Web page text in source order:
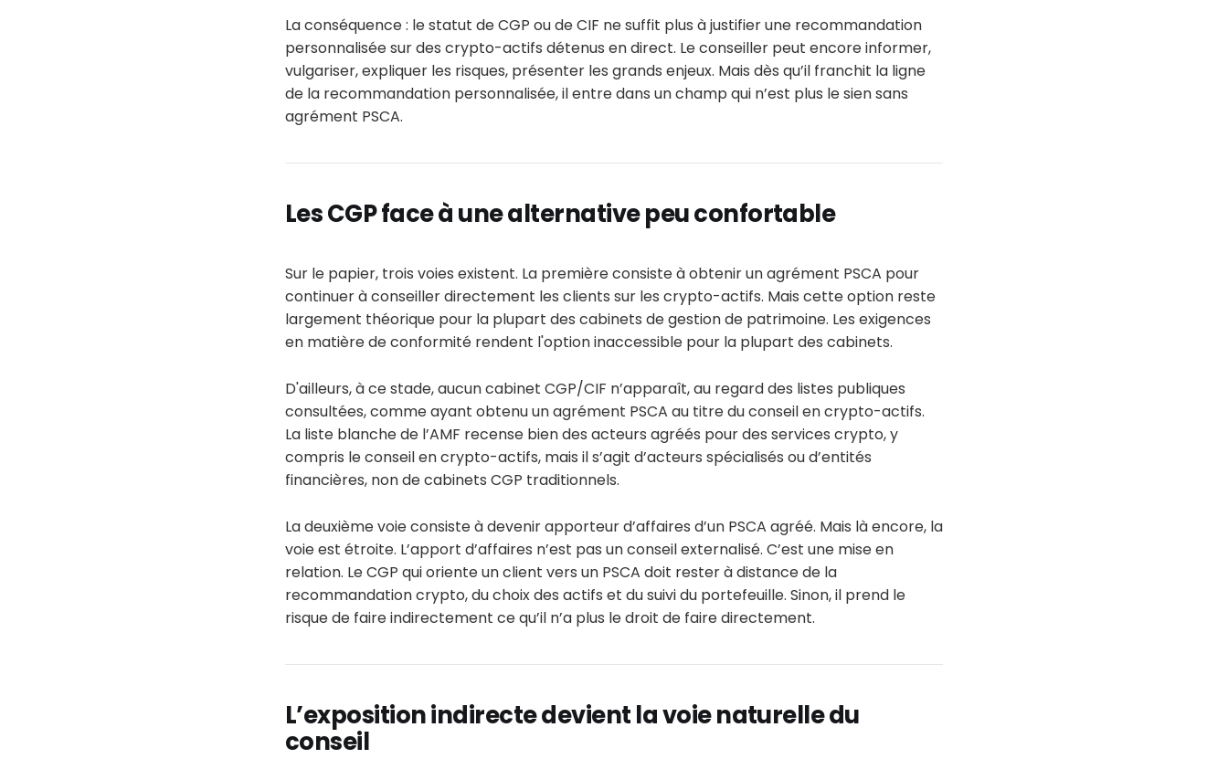
La conséquence : le statut de CGP ou de CIF ne suffit plus à justifier une recommandation
personnalisée sur des crypto-actifs détenus en direct. Le conseiller peut encore informer,
vulgariser, expliquer les risques, présenter les grands enjeux. Mais dès qu’il franchit la ligne
de la recommandation personnalisée, il entre dans un champ qui n’est plus le sien sans
agrément PSCA.
Les CGP face à une alternative peu confortable
Sur le papier, trois voies existent. La première consiste à obtenir un agrément PSCA pour
continuer à conseiller directement les clients sur les crypto-actifs. Mais cette option reste
largement théorique pour la plupart des cabinets de gestion de patrimoine. Les exigences
en matière de conformité rendent l'option inaccessible pour la plupart des cabinets.
D'ailleurs, à ce stade, aucun cabinet CGP/CIF n’apparaît, au regard des listes publiques
consultées, comme ayant obtenu un agrément PSCA au titre du conseil en crypto-actifs.
La liste blanche de l’AMF recense bien des acteurs agréés pour des services crypto, y
compris le conseil en crypto-actifs, mais il s’agit d’acteurs spécialisés ou d’entités
financières, non de cabinets CGP traditionnels.
La deuxième voie consiste à devenir apporteur d’affaires d’un PSCA agréé. Mais là encore, la
voie est étroite. L’apport d’affaires n’est pas un conseil externalisé. C’est une mise en
relation. Le CGP qui oriente un client vers un PSCA doit rester à distance de la
recommandation crypto, du choix des actifs et du suivi du portefeuille. Sinon, il prend le
risque de faire indirectement ce qu’il n’a plus le droit de faire directement.
L’exposition indirecte devient la voie naturelle du
conseil